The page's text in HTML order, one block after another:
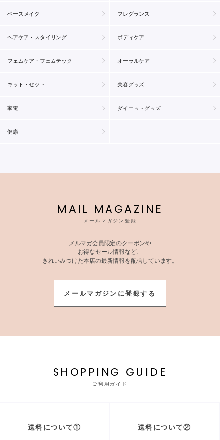
ベースメイク フレグランス
ヘアケア・スタイリング ボディケア
フェムケア・フェムテック オーラルケア
キット・セット 美容グッズ
家電 ダイエットグッズ
健康
MAIL MAGAZINE
メールマガジン登録
メルマガ会員限定のクーポンや
お得なセール情報など、
きれいみつけた本店の最新情報を配信しています。
メールマガジンに登録する
SHOPPING GUIDE
ご利用ガイド
送料について① 送料について②